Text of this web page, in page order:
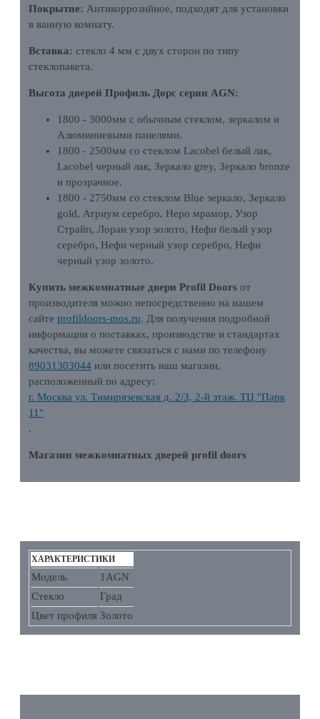
Покрытие: Антикоррозийное, подходят для установки
в ванную комнату.
Вставка: стекло 4 мм с двух сторон по типу
стеклопакета.
Высота дверей Профиль Дорс серии AGN:
1800 - 3000мм с обычным стеклом, зеркалом и
Алюминиевыми панелями.
1800 - 2500мм со стеклом Lacobel белый лак,
Lacobel черный лак, Зеркало grey, Зеркало bronze
и прозрачное.
1800 - 2750мм со стеклом Blue зеркало, Зеркало
gold, Атриум серебро, Неро мрамор, Узор
Страйп, Лоран узор золото, Нефи белый узор
серебро, Нефи черный узор серебро, Нефи
черный узор золото.
Купить межкомнатные двери Profil Doors от
производителя можно непосредственно на нашем
сайте profildoors-mos.ru. Для получения подробной
информации о поставках, производстве и стандартах
качества, вы можете связаться с нами по телефону
89031303044 или посетить наш магазин,
расположенный по адресу:
г. Москва ул. Тимирязевская д. 2/3, 2-й этаж. ТЦ "Парк
11"
.
Магазин межкомнатных дверей profil doors
ХАРАКТЕРИСТИКИ
Модель
1AGN
Стекло
Град
Цвет профиля Золото